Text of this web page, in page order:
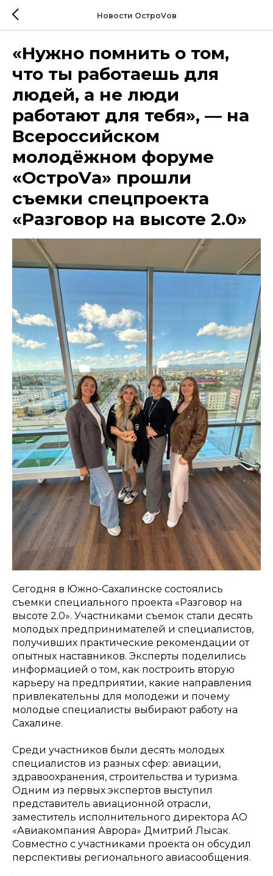
Новости ОстроVов
«Нужно помнить о том,
что ты работаешь для
людей, а не люди
работают для тебя», — на
Всероссийском
молодёжном форуме
«ОстроVа» прошли
съемки спецпроекта
«Разговор на высоте 2.0»
Сегодня в Южно-Сахалинске состоялись
съемки специального проекта «Разговор на
высоте 2.0». Участниками съемок стали десять
молодых предпринимателей и специалистов,
получивших практические рекомендации от
опытных наставников. Эксперты поделились
информацией о том, как построить вторую
карьеру на предприятии, какие направления
привлекательны для молодежи и почему
молодые специалисты выбирают работу на
Сахалине.
Среди участников были десять молодых
специалистов из разных сфер: авиации,
здравоохранения, строительства и туризма.
Одним из первых экспертов выступил
представитель авиационной отрасли,
заместитель исполнительного директора АО
«Авиакомпания Аврора» Дмитрий Лысак.
Совместно с участниками проекта он обсудил
перспективы регионального авиасообщения.